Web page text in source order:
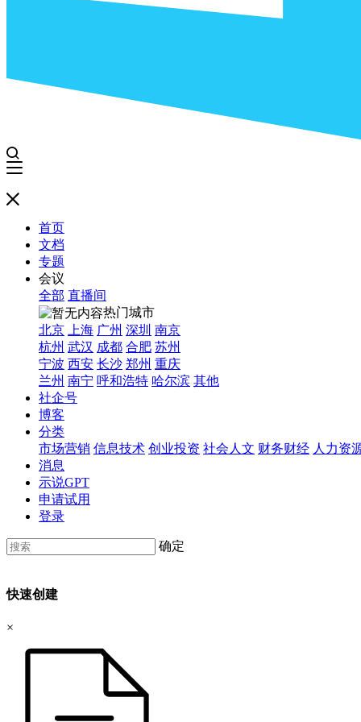
首页
文档
专题
会议
全部 直播间
热门城市
北京
上海 广州 深圳 南京
杭州 武汉 成都 合肥 苏州
宁波 西安 长沙 郑州 重庆
兰州 南宁 呼和浩特 哈尔滨 其他
社企号
博客
分类
市场营销 信息技术 创业投资 社会人文 财务财经 人力资
消息
示说GPT
申请试用
登录
确定
快速创建
×